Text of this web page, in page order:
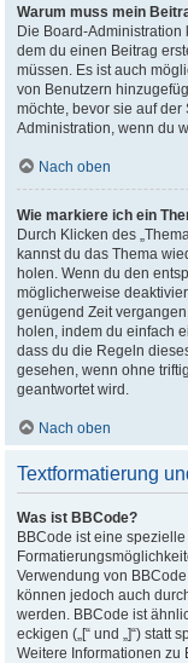
Warum muss mein
Die Board-
dem du einen Beitrag
müssen. Es ist auch
von Benutzern
möchte, bevor sie auf
Administration, wenn du
Nach oben
Wie markiere ich ein
Durch Klicken des
kannst du das Thema
holen. Wenn du den
möglicherweise
genügend Zeit
holen, indem du einfach
dass du die Regeln
gesehen, wenn ohne
geantwortet wird.
Nach oben
Textformatierung
Was ist BBCode?
BBCode ist eine
Verwendung von
können jedoch auch
werden. BBCode ist
eckigen („[“ und „]“) statt
Weitere Informationen